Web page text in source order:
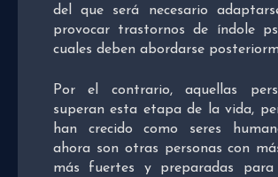
del que será necesario
provocar trastornos de índole
cuales deben abordarse
Por el contrario, aquellas
superan esta etapa de la vida,
han crecido como seres
ahora son otras personas con
más fuertes y preparadas para